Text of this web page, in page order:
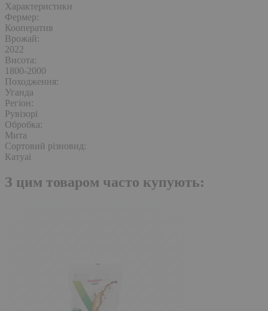
Характеристики
Фермер:
Кооператив
Врожай:
2022
Висота:
1800-2000
Походження:
Уганда
Регіон:
Рувізорі
Обробка:
Мита
Сортовий різновид:
Катуаі
З цим товаром часто купують: